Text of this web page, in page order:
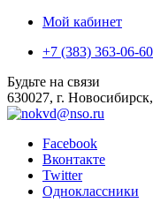
Мой кабинет
+7 (383) 363-06-60
Будьте на связи
630027, г.
Facebook
Вконтакте
Twitter
Одноклассники